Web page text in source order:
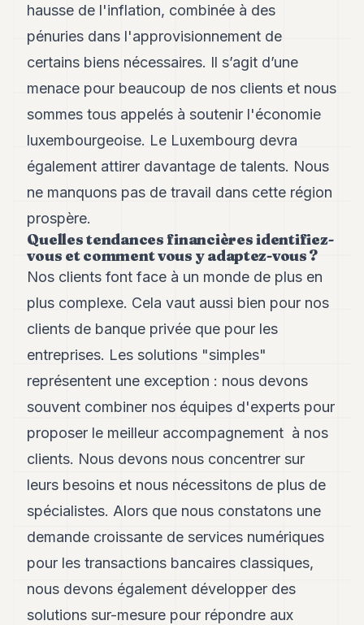
hausse de l'inflation, combinée à des
pénuries dans l'approvisionnement de
certains biens nécessaires. Il s’agit d’une
menace pour beaucoup de nos clients et nous
sommes tous appelés à soutenir l'économie
luxembourgeoise. Le Luxembourg devra
également attirer davantage de talents. Nous
ne manquons pas de travail dans cette région
prospère.
Quelles tendances financières identifiez-
vous et comment vous y adaptez-vous ?
Nos clients font face à un monde de plus en
plus complexe. Cela vaut aussi bien pour nos
clients de banque privée que pour les
entreprises. Les solutions "simples"
représentent une exception : nous devons
souvent combiner nos équipes d'experts pour
proposer le meilleur accompagnement à nos
clients. Nous devons nous concentrer sur
leurs besoins et nous nécessitons de plus de
spécialistes. Alors que nous constatons une
demande croissante de services numériques
pour les transactions bancaires classiques,
nous devons également développer des
solutions sur-mesure pour répondre aux